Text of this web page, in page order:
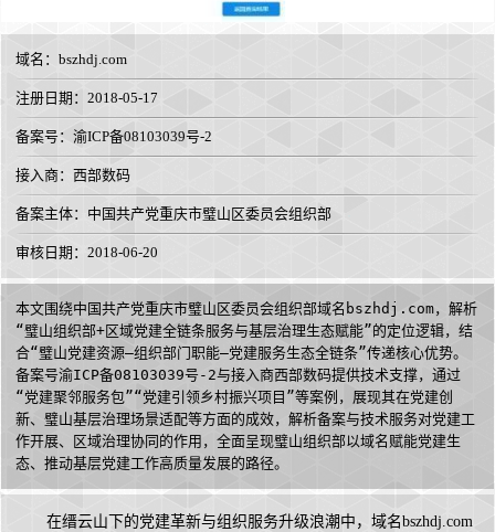
域名： bszhdj.com
注册日期：2018-05-17
备案号：渝ICP备08103039号-2
接入商： 西部数码
备案主体：中国共产党重庆市璧山区委员会组织部
审核日期：2018-06-20
本文围绕中国共产党重庆市璧山区委员会组织部域名bszhdj.com，解析
“璧山组织部+区域党建全链条服务与基层治理生态赋能”的定位逻辑，结
合“璧山党建资源—组织部门职能—党建服务生态全链条”传递核心优势。
备案号渝ICP备08103039号-2与接入商西部数码提供技术支撑，通过
“党建聚邻服务包”“党建引领乡村振兴项目”等案例，展现其在党建创
新、璧山基层治理场景适配等方面的成效，解析备案与技术服务对党建工
作开展、区域治理协同的作用，全面呈现璧山组织部以域名赋能党建生
态、推动基层党建工作高质量发展的路径。
在缙云山下的党建革新与组织服务升级浪潮中，域名bszhdj.com